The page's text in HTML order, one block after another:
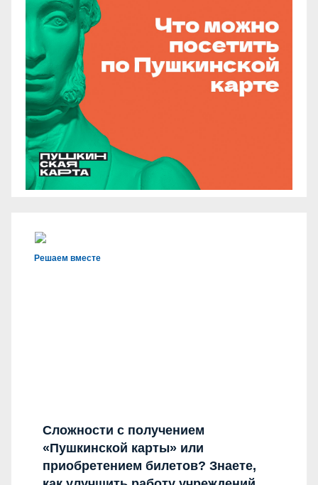
Решаем вместе
Сложности с получением
«Пушкинской карты» или
приобретением билетов? Знаете,